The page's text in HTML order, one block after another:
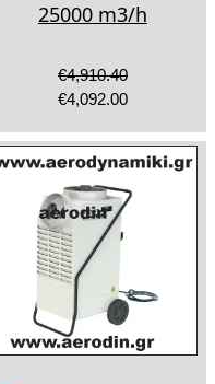
25000 m3/h
€4,910.40
€4,092.00